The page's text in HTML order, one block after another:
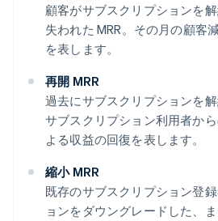
顧客がサブスクリプションを
失われた MRR。その月の顧客
を表します。
再開 MRR
過去にサブスクリプションを
サブスクリプション利用者か
よる収益の回復を表します。
縮小 MRR
既存のサブスクリプション登
ョンをダウングレードした、